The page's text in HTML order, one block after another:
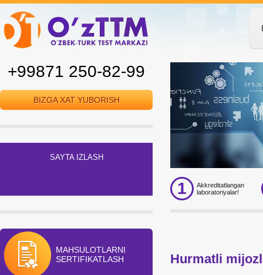
+99871 250-82-99
BIZGA XAT YUBORISH
SAYTA IZLASH
MAHSULOTLARNI
SERTIFIKATLASH
1
Akkreditatlangan
laboratoriyalar!
Hurmatli